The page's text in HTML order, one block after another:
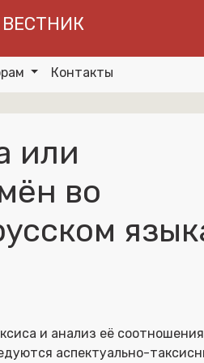
Контакты
или
во
и анализ её
аспектуально-